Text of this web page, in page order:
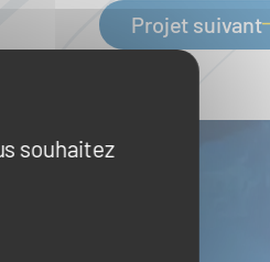
souhaitez
Projet suivant